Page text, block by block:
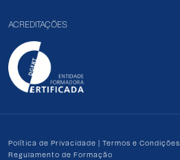
ACREDITAÇÕES
Política de Privacidade Termos e Condições
Regulamento de Formação